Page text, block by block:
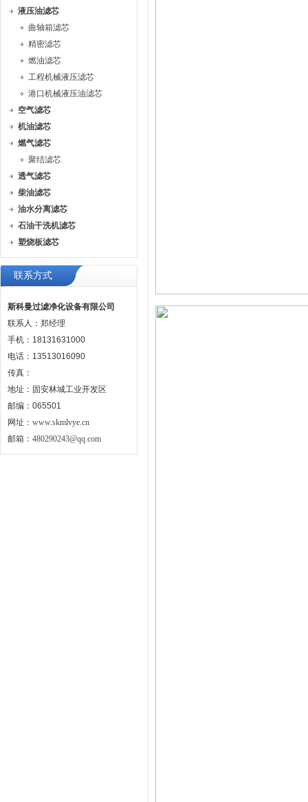
液压油滤芯
曲轴箱滤芯
精密滤芯
燃油滤芯
工程机械液压滤芯
港口机械液压油滤芯
空气滤芯
机油滤芯
燃气滤芯
聚结滤芯
透气滤芯
柴油滤芯
油水分离滤芯
石油干洗机滤芯
塑烧板滤芯
联系方式
斯科曼过滤净化设备有限公司
联系人：郑经理
手机：18131631000
电话：13513016090
传真：
地址：固安林城工业开发区
邮编：065501
网址： www.skmlvye.cn
邮箱： 480290243@qq.com